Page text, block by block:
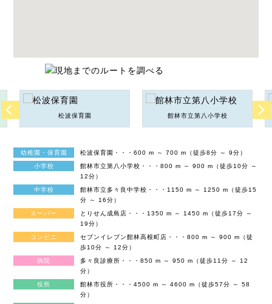
松波保育園 館林市立第八小学校
幼稚園・保育園
松波保育園・・・600 m ～ 700 m（徒歩8分 ～ 9分）
小学校
館林市立第八小学校・・・800 m ～ 900 m（徒歩10分 ～
12分）
中学校
館林市立多々良中学校・・・1150 m ～ 1250 m（徒歩15
分 ～ 16分）
スーパー
とりせん成島店・・・1350 m ～ 1450 m（徒歩17分 ～
19分）
コンビニ
セブンイレブン館林高根町店・・・800 m ～ 900 m（徒
歩10分 ～ 12分）
病院
多々良診療所・・・850 m ～ 950 m（徒歩11分 ～ 12
分）
役所
館林市役所・・・4500 m ～ 4600 m（徒歩57分 ～ 58
分）